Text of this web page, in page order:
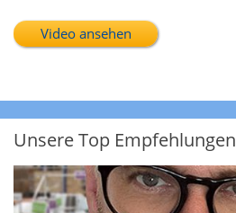
Video ansehen
Unsere Top Empfehlungen